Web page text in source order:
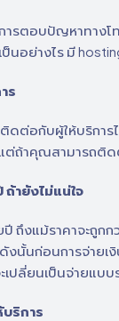
ารตอบปัญหาทาง
นอย่างไร มี
ร
ติดต่อกับผู้ให้บริกา
แต่ถ้าคุณสามารถติ
ายังไม่แน่ใจ
ปี ถึงแม้ราคาจะถู
งนั้นก่อนการจ่าย
ปลี่ยนเป็นจ่ายแบบ
ริการ